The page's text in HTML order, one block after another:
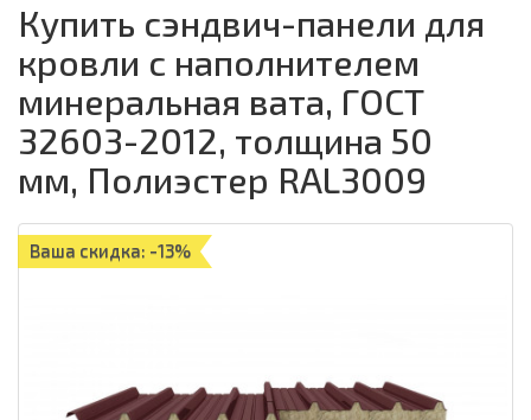
Купить сэндвич-панели для
кровли с наполнителем
минеральная вата, ГОСТ
32603-2012, толщина 50
мм, Полиэстер RAL3009
Ваша скидка: -13%